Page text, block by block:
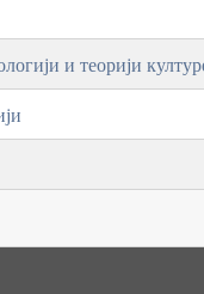
и теорији